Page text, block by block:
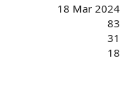
18 Mar 2024
83
31
18